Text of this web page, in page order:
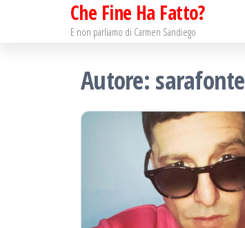
Che Fine Ha Fatto?
E non parliamo di Carmen Sandiego
Autore: sarafonte